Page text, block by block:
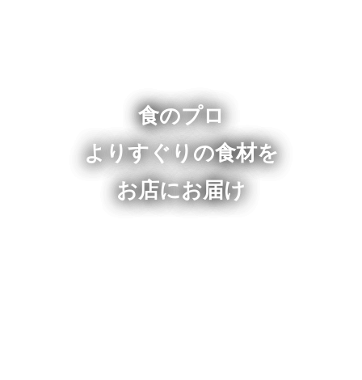
食のプロ
よりすぐりの食材を
お店にお届け